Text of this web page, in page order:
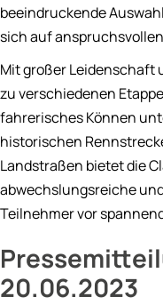
beeindruckende
sich auf
Mit großer Leidenschaft
zu verschiedenen
fahrerisches Können
historischen
Landstraßen bietet die
abwechslungsreiche
Teilnehmer vor
20.06.2023